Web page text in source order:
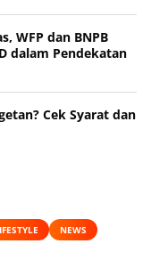
WFP dan BNPB
dalam Pendekatan
Cek Syarat dan
NEWS